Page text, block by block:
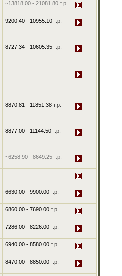
~13818.00- 21081.80 т.р.
9200.40- 10955.10 т.р.
8727.34- 10605.35 т.р.
8870.81 - 11851.38 т.р.
8877.00- 11144.50 т.р.
~6258.90- 8649.25 т.р.
6630.00- 9900.00 т.р.
6860.00- 7690.00 т.р.
7286.00- 8226.00 т.р.
6940.00- 8580.00 т.р.
8470.00- 8850.00 т.р.